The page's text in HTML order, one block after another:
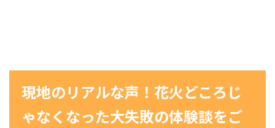
現地のリアルな声！花火どころじ
ゃなくなった大失敗の体験談をご